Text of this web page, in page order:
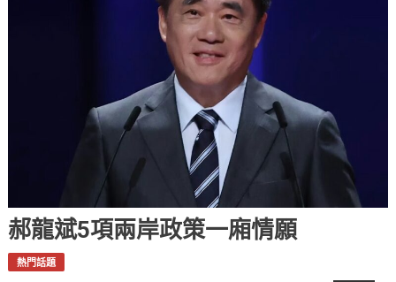
郝龍斌5項兩岸政策一廂情願
熱門話題